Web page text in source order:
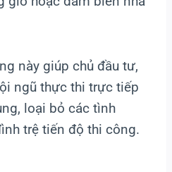
này giúp chủ đầu tư,
ngũ thực thi trực tiếp
loại bỏ các tình
trệ tiến độ thi công.